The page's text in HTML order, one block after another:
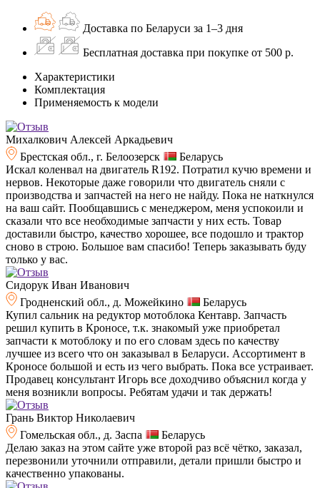
Доставка по Беларуси за 1–3 дня
Бесплатная доставка при покупке от 500 р.
Характеристики
Комплектация
Применяемость к модели
Михалкович Алексей Аркадьевич
Брестская обл., г. Белоозерск
Беларусь
Искал коленвал на двигатель R192. Потратил кучю времени и
нервов. Некоторые даже говорили что двигатель сняли с
производства и запчастей на него не найду. Пока не наткнулся
на ваш сайт. Пообщавшись с менеджером, меня успокоили и
сказали что все необходимые запчасти у них есть. Товар
доставили быстро, качество хорошее, все подошло и трактор
сново в строю. Большое вам спасибо! Теперь заказывать буду
только у вас.
Сидорук Иван Иванович
Гродненский обл., д. Можейкино
Беларусь
Купил сальник на редуктор мотоблока Кентавр. Запчасть
решил купить в Кроносе, т.к. знакомый уже приобретал
запчасти к мотоблоку и по его словам здесь по качеству
лучшее из всего что он заказывал в Беларуси. Ассортимент в
Кроносе большой и есть из чего выбрать. Пока все устраивает.
Продавец консультант Игорь все доходчиво объяснил когда у
меня возникли вопросы. Ребятам удачи и так держать!
Грань Виктор Николаевич
Гомельская обл., д. Заспа
Беларусь
Делаю заказ на этом сайте уже второй раз всё чётко, заказал,
перезвонили уточнили отправили, детали пришли быстро и
качественно упакованы.